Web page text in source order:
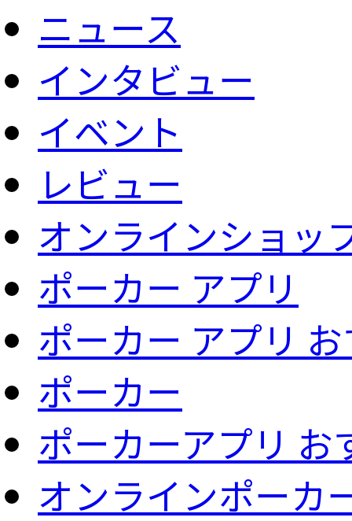
ニュース
インタビュー
イベント
レビュー
オンラインショッ
ポーカー アプリ
ポーカー アプリ
ポーカー
ポーカーアプリ お
オンラインポーカ